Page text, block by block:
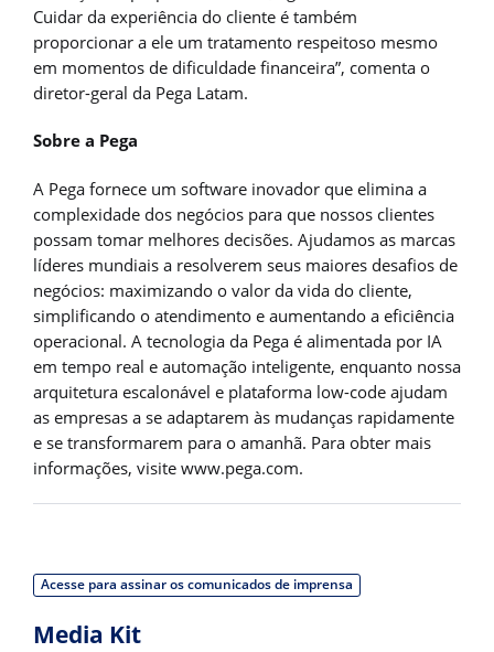
Cuidar da experiência do cliente é também
proporcionar a ele um tratamento respeitoso mesmo
em momentos de dificuldade financeira”, comenta o
diretor-geral da Pega Latam.
Sobre a Pega
A Pega fornece um software inovador que elimina a
complexidade dos negócios para que nossos clientes
possam tomar melhores decisões. Ajudamos as marcas
líderes mundiais a resolverem seus maiores desafios de
negócios: maximizando o valor da vida do cliente,
simplificando o atendimento e aumentando a eficiência
operacional. A tecnologia da Pega é alimentada por IA
em tempo real e automação inteligente, enquanto nossa
arquitetura escalonável e plataforma low-code ajudam
as empresas a se adaptarem às mudanças rapidamente
e se transformarem para o amanhã. Para obter mais
informações, visite www.pega.com.
Acesse para assinar os comunicados de imprensa
Media Kit